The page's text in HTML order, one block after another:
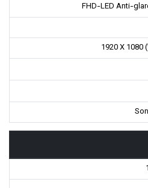
FHD-LED Anti-
1920 X 1080